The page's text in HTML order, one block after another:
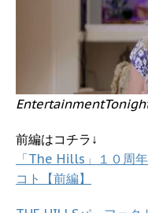
前編はコチラ↓
「The Hills」１０周
コト【前編】